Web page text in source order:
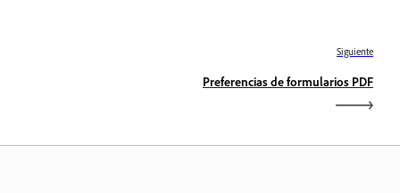
Siguiente
Preferencias de formularios PDF